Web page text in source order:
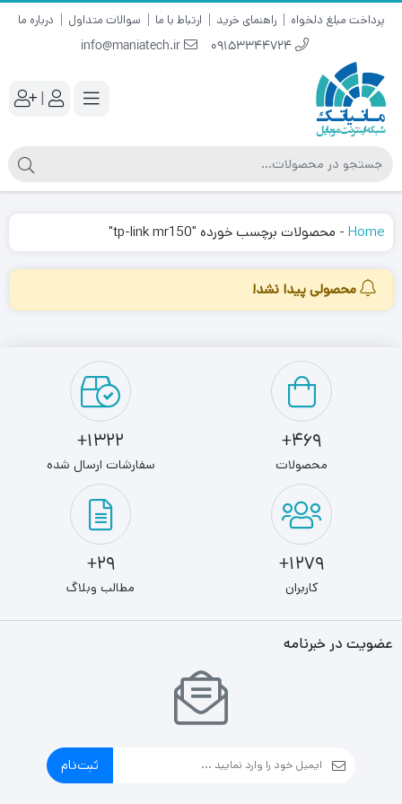
پرداخت مبلغ دلخواه راهنمای خرید ارتباط با ما سوالات متداول درباره ما
09153344724
info@maniatech.ir
|
Home
- محصولات برچسب خورده "tp-link mr150"
محصولی پیدا نشد!
469+
محصولات
1322+
سفارشات ارسال شده
1279+
کاربران
29+
مطالب وبلاگ
عضویت در خبرنامه
ثبت‌نام